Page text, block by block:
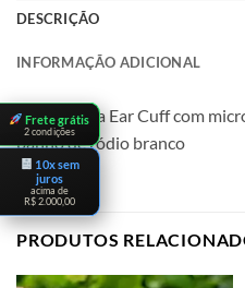
DESCRIÇÃO
INFORMAÇÃO ADICIONAL
Brinco festa Ear Cuff com
banho de ródio branco
PRODUTOS
Frete grátis
2 condições
10x sem
juros
acima de
R$ 2.000,00